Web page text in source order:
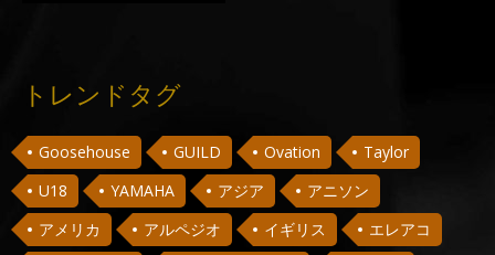
トレンドタグ
Goosehouse GUILD Ovation
Taylor
U18
YAMAHA アジア
アニソン
アメリカ
アルペジオ イギリス
エレアコ